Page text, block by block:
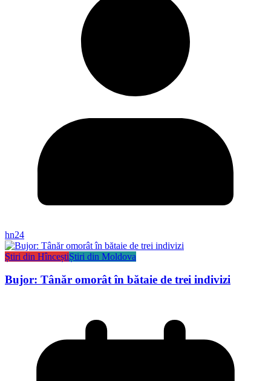
hn24
Știri din HînceștiȘtiri din Moldova
Bujor: Tânăr omorât în bătaie de trei indivizi